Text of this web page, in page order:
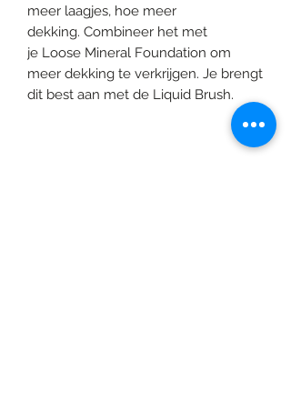
meer laagjes, hoe meer
dekking. Combineer het met
je Loose Mineral Foundation om
meer dekking te verkrijgen. Je brengt
dit best aan met de Liquid Brush.